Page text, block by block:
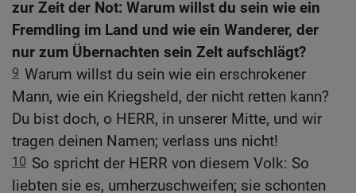
zur Zeit der Not: Warum willst du sein wie ein
Fremdling im Land und wie ein Wanderer, der
nur zum Übernachten sein Zelt aufschlägt?
9 Warum willst du sein wie ein erschrokener
Mann, wie ein Kriegsheld, der nicht retten kann?
Du bist doch, o HERR, in unserer Mitte, und wir
tragen deinen Namen; verlass uns nicht!
10 So spricht der HERR von diesem Volk: So
liebten sie es, umherzuschweifen; sie schonten